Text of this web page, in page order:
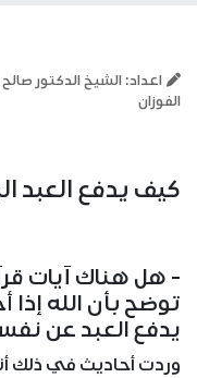
اعداد: الشيخ الدكتور
الفوزان
كيف يدفع العبد
- هل هناك آيات
توضح بأن الله
يدفع العبد عن
وردت أحاديث في ذلك